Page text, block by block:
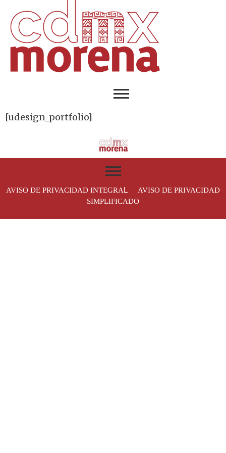
[udesign_portfolio]
AVISO DE PRIVACIDAD INTEGRAL AVISO DE PRIVACIDAD
SIMPLIFICADO